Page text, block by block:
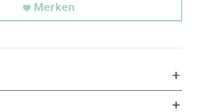
Merken